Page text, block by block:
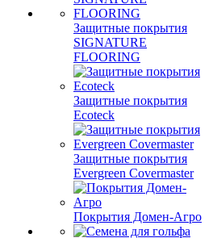
Защитные покрытия
SIGNATURE
FLOORING
Защитные покрытия
Ecoteck
Защитные покрытия
Evergreen Covermaster
Покрытия Домен-Агро